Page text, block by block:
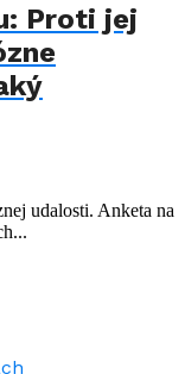
Proti jej
udalosti. Anketa na